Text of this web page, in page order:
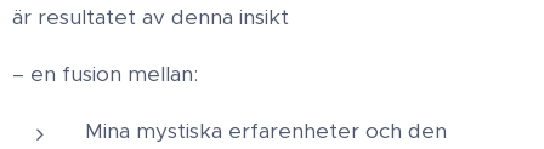
är resultatet av denna insikt
– en fusion mellan: ​
Mina mystiska erfarenheter och den